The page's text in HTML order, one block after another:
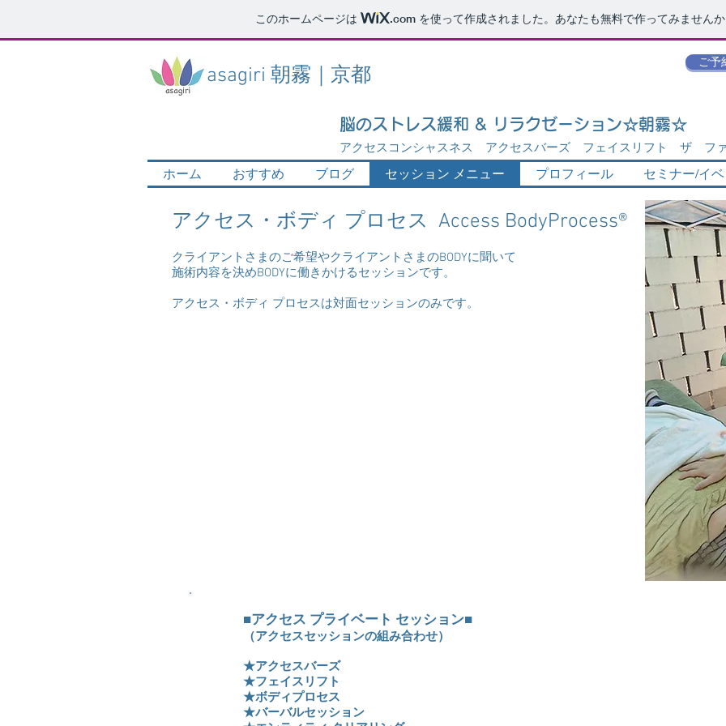
このホームページは .com を使って作成されました。あなたも無料で作ってみません
asagiri 朝霧｜京都
ご予
脳のストレス緩和 & リラクゼーション☆朝霧☆
アクセスコンシャスネス アクセスバーズ フェイスリフト ザ フ
ホーム おすすめ ブログ セッション メニュー プロフィール セミナー/イ
アクセス・ボディ プロセス Access BodyProcess®
クライアントさまのご希望やクライアントさまのBODYに聞いて
施術内容を決めBODYに働きかけるセッションです。
アクセス・ボディ プロセスは対面セッションのみです。
■アクセス プライベート セッション■
（アクセスセッションの組み合わせ）
★アクセスバーズ
★フェイスリフト
★ボディプロセス
★バーバルセッション